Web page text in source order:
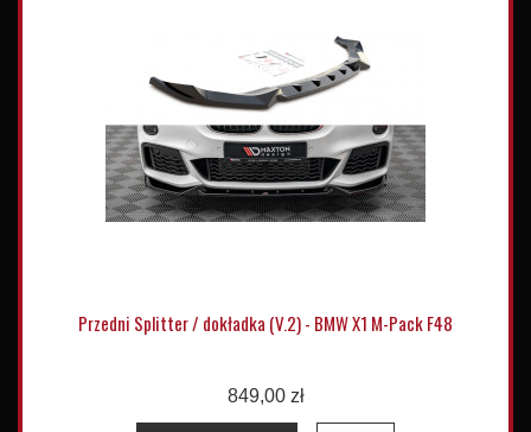
Przedni Splitter / dokładka (V.2) - BMW X1 M-Pack F48
849,00 zł